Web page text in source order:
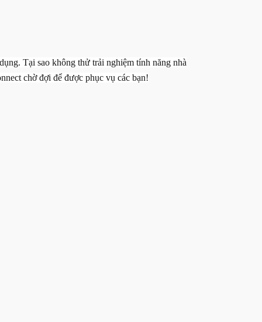
Tại sao không thử trải nghiệm tính năng nhà
chờ đợi để được phục vụ các bạn!